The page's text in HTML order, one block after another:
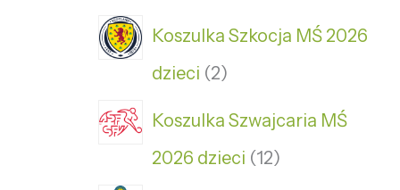
Koszulka Szkocja MŚ 2026
dzieci 2
Koszulka Szwajcaria MŚ
2026 dzieci 12